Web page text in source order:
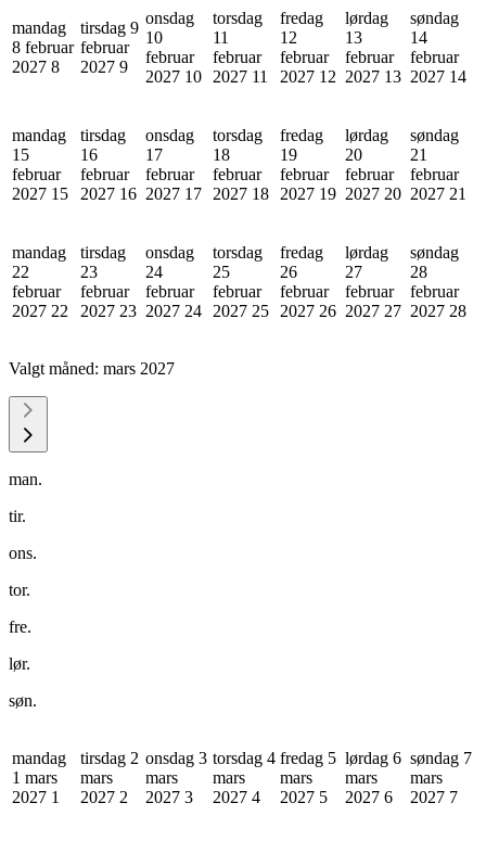
mandag
8 februar
2027 8
tirsdag 9
februar
2027 9
onsdag
10
februar
2027 10
torsdag
11
februar
2027 11
fredag
12
februar
2027 12
lørdag
13
februar
2027 13
søndag
14
februar
2027 14
mandag
15
februar
2027 15
tirsdag
16
februar
2027 16
onsdag
17
februar
2027 17
torsdag
18
februar
2027 18
fredag
19
februar
2027 19
lørdag
20
februar
2027 20
søndag
21
februar
2027 21
mandag
22
februar
2027 22
tirsdag
23
februar
2027 23
onsdag
24
februar
2027 24
torsdag
25
februar
2027 25
fredag
26
februar
2027 26
lørdag
27
februar
2027 27
søndag
28
februar
2027 28
Valgt måned: mars 2027
man.
tir.
ons.
tor.
fre.
lør.
søn.
mandag
1 mars
2027 1
tirsdag 2
mars
2027 2
onsdag 3
mars
2027 3
torsdag 4
mars
2027 4
fredag 5
mars
2027 5
lørdag 6
mars
2027 6
søndag 7
mars
2027 7